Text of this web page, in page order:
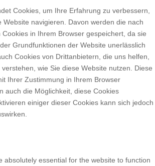
Cookies, um Ihre Erfahrung zu verbessern,
navigieren. Davon werden die nach
in Ihrem Browser gespeichert, da sie
Grundfunktionen der Website unerlässlich
Cookies von Drittanbietern, die uns helfen,
wie Sie diese Website nutzen. Diese
Ihrer Zustimmung in Ihrem Browser
auch die Möglichkeit, diese Cookies
einiger dieser Cookies kann sich jedoch
absolutely essential for the website to function